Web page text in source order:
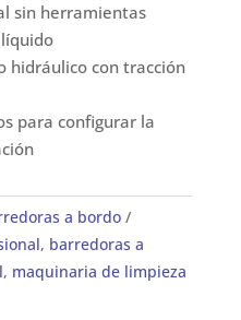
sin herramientas
hidráulico con tracción
para configurar la
a bordo
, barredoras a
, maquinaria de limpieza